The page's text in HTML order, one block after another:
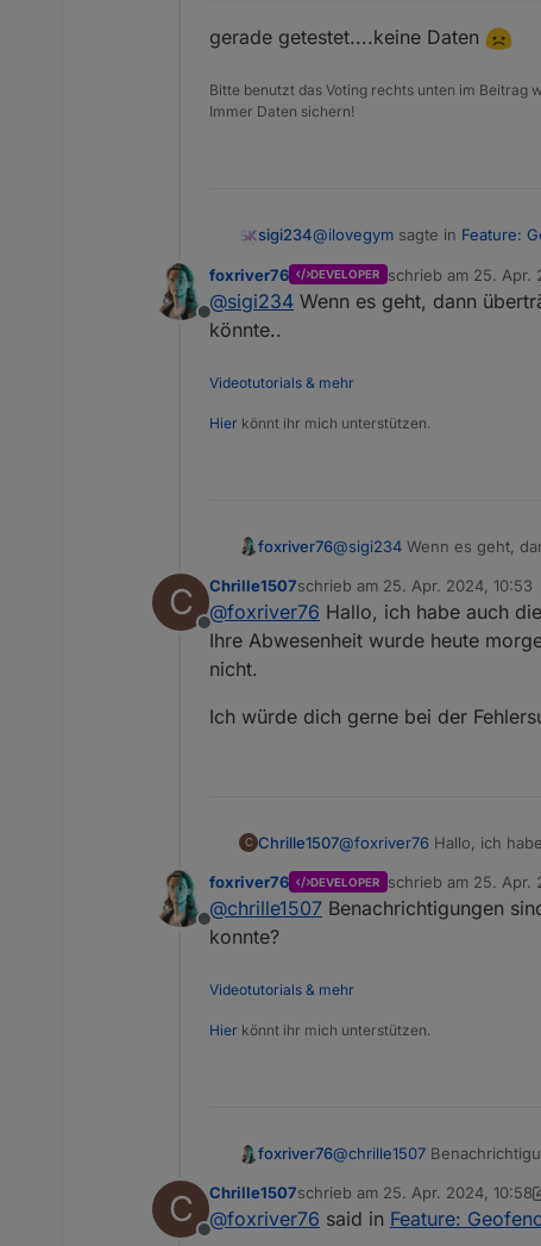
gerade getestet....keine Daten
Bitte benutzt das Voting rechts unten im Beitrag
Immer Daten sichern!
sigi234@ilovegym sagte in Feature:
Offline
foxriver76 DEVELOPER schrieb am 25. Apr.
zuletzt editiert von
@sigi234 Wenn es geht, dann
könnte..
Videotutorials & mehr
Hier könnt ihr mich unterstützen.
foxriver76@sigi234 Wenn es geht,
C
Offline
Chrille1507schrieb am 25. Apr. 2024, 10:53
zuletzt editiert von
@foxriver76 Hallo, ich habe auch
Ihre Abwesenheit wurde heute
nicht.
Ich würde dich gerne bei der
C Chrille1507@foxriver76 Hallo, ich
Ich würde dich gerne bei
Offline
foxriver76 DEVELOPER schrieb am 25. Apr.
zuletzt editiert von
@chrille1507 Benachrichtigungen
konnte?
Videotutorials & mehr
Hier könnt ihr mich unterstützen.
foxriver76@chrille1507
C Chrille1507schrieb am 25. Apr. 2024, 10:58
zuletzt editiert von Chrille1507
@foxriver76 said in Feature: